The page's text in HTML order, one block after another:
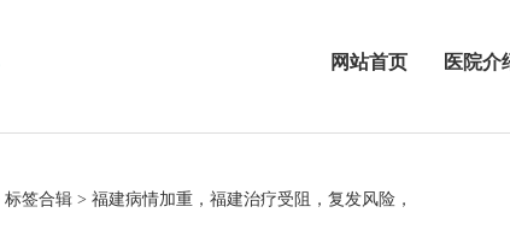
网站首页 医院介
标签合辑 > 福建病情加重，福建治疗受阻，复发风险，